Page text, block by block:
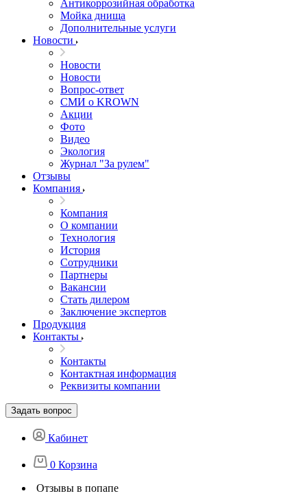
Антикоррозийная обработка
Мойка днища
Дополнительные услуги
Новости
Новости
Новости
Вопрос-ответ
СМИ о KROWN
Акции
Фото
Видео
Экология
Журнал "За рулем"
Отзывы
Компания
Компания
О компании
Технология
История
Сотрудники
Партнеры
Вакансии
Стать дилером
Заключение экспертов
Продукция
Контакты
Контакты
Контактная информация
Реквизиты компании
Задать вопрос
Кабинет
0 Корзина
Отзывы в попапе